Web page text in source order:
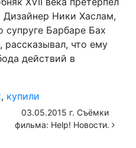
Дизайнер Ники Хаслам,
Барбаре Бах
рассказывал, что ему
действий в
, купили
03.05.2015 г. Съёмки
фильма: Help! Новости.